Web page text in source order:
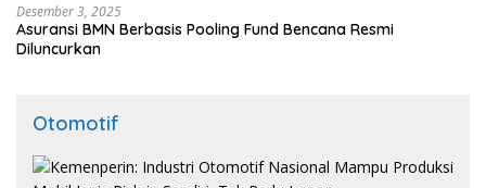
Desember 3, 2025
Asuransi BMN Berbasis Pooling Fund Bencana Resmi
Diluncurkan
Otomotif